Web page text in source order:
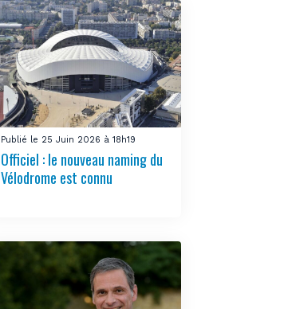
Publié le 25 Juin 2026 à 18h19
Officiel : le nouveau naming du
Vélodrome est connu